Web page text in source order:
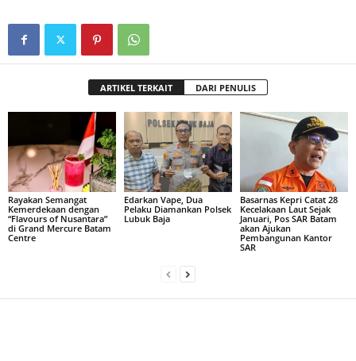
ARTIKEL TERKAIT DARI PENULIS
Rayakan Semangat
Kemerdekaan dengan
“Flavours of Nusantara”
di Grand Mercure Batam
Centre
Edarkan Vape, Dua
Pelaku Diamankan Polsek
Lubuk Baja
Basarnas Kepri Catat 28
Kecelakaan Laut Sejak
Januari, Pos SAR Batam
akan Ajukan
Pembangunan Kantor
SAR